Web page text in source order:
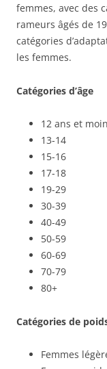
femmes, avec des
rameurs âgés de
catégories
les femmes.
Catégories d’âge
12 ans et
13-14
15-16
17-18
19-29
30-39
40-49
50-59
60-69
70-79
80+
Catégories de
Femmes